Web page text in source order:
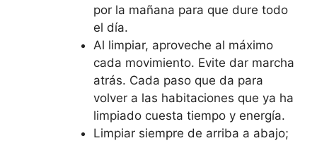
por la mañana para que dure todo
el día.
Al limpiar, aproveche al máximo
cada movimiento. Evite dar marcha
atrás. Cada paso que da para
volver a las habitaciones que ya ha
limpiado cuesta tiempo y energía.
Limpiar siempre de arriba a abajo;